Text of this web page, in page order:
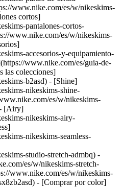
www.nike.com/es/w/nikeskims-
cortos]
pantalones-cortos-
www.nike.com/es/w/nikeskims-
accesorios-y-equipamiento-
www.nike.com/es/guia-de-
las colecciones]
b2asd) - [Shine]
nikeskims-shine-
es/w/nikeskims-
- [Airy]
nikeskims-airy-
nikeskims-seamless-
studio-stretch-admbq) -
es/w/nikeskims-stretch-
www.nike.com/es/w/nikeskims-
- [Comprar por color](https://www.nike.com/es/w/nikeskims-b2asd) - [Obsidian](https://www.nike.com/es/w/nikeskims-negro-90poyzb2asd) - [Dark sepia](https://www.nike.com/es/w/nikeskims-dark-sepia-81pvm) - [Phoenix](https://www.nike.com/es/w/nikeskims-phoenix-1jhtj) - [Cobalt](https://www.nike.com/es/w/nikeskims-azul-8hfx3zb2asd) - [Ivory](https://www.nike.com/es/w/nikeskims-blanco-4g797zb2asd) Cancel Cancelar Términos de búsqueda populares [](https://www.nike.com/es/favorites "Favoritos")[](https://www.nike.com/es/cart "Productos de la cesta: 0") # Los mejores abrigos acolchados Nike para hombre ##### Guía de compra Estas chaquetas acolchadas con aislamiento para hombre te ofrecerán calidez todo el invierno. Última actualización: 2 de febrero de 2023 4 min de lectura ![Los mejores abrigos acolchados Nike para hombre](https://static.nike.com/a/images/f_auto/dpr_1.0,cs_srgb/h_1616,c_limit/cbb3f2c0-e2ba-4cad-b8c3-4aa3d48357ab/los-mejores-abrigos-acolchados-nike-para-hombre.jpg) Los abrigos acolchados son tan imprescindibles en invierno como los pantalones cortos en verano. Los abrigos acolchados son la mejor opción para cuando hace frío, ya que están diseñados para mantener la calidez tanto por senderos como en el aparcamiento del súper o de camino al gimnasio desde el trabajo. La cuestión es: ¿qué abrigo acolchado es el mejor para ti? Echa un vistazo a esta selección de los mejores modelos de abrigos acolchados Nike para hombre, clasificados según las actividades o las aventuras para las que sean más apropiados. Contenido relacionado: [Las mejores zapatillas Nike para el invierno](https://www.nike.com/es/a/las-mejores-zapatillas-de-invierno) ## Los mejores abrigos acolchados Nike para hombre ## 1. Para los deportes de invierno, elige los abrigos acolchados Nike Storm-FIT Como sabe cualquier amante de los deportes de invierno, cuando nieva no hay nada como subirte a unos esquís, una tabla de snowboard o unas raquetas de nieve. Para disfrutar en la nieve, lo mejor es ponerse ropa de abrigo con aislamiento y preparada para el invierno. Con este abrigo acolchado fabricado con tecnología Nike Storm-FIT tendrás protegida la mitad superior del cuerpo. Contenido relacionado: [Los mejores regalos Nike para esquiadores y snowboarders](https://www.nike.com/es/a/ideas-de-regalos-para-esquiadores) El material Nike Storm-FIT es una mezcla de laminado de poliéster de microfibra que actúa como escudo contra el agua y el viento. Ponte una chaqueta Nike Storm-FIT para protegerte de la lluvia, el frío, la nieve, la aguanieve o el hielo. Por ejemplo, la chaqueta Nike Sportswear Storm-FIT Windrunner PRIMALOFT® para hombre se ha fabricado con tecnología Storm-FIT y, además, también está forrada con aislamiento PRIMALOFT® Thermoplume, una alternativa al plumón que retiene el calor. [Comprar abrigos acolchados Nike Storm-FIT](https://www.nike.com/es/w/hombre-storm-fit-chaquetas-acolchadas-4m0oyz8yq3kznik1) ## 2. Para el día a día, decántate por los abrigos acolchados Nike Therma-FIT ¿Buscas un abrigo acolchado para ir a hacer recados o a tomar café? Echa un vistazo a la selección de abrigos acolchados de Nike hechos con tecnología Nike Therma-FIT. Nike Therma-FIT es un tejido Fleece de microfibra con cepillado doble que retiene el calor. El material Nike Therma-FIT es ligero en cuanto a peso y volumen, así que tendrás libertad total de movimiento. Para saber qué chaqueta acolchada Nike Therma-FIT es mejor para ti, ten en cuenta tu estilo personal. Esta chaqueta de entrenador con aislamiento Nike Sportswear Therma-FIT Authentics para hombre cuenta con cierres a presión y un cuello marcado, por lo que es ideal para conjuntos informales de estilo urbano. Por otro lado, la chaqueta de camuflaje con capucha y aislamiento Nike Sportswear Therma-FIT Windrunner para hombre puede ajustarse más a lo que buscas si quieres una chaqueta acolchada clásica. [Comprar abrigos acolchados Nike Therma-FIT](https://www.nike.com/es/w/hombre-therma-fit-chaquetas-acolchadas-3n9k9z4m0oyznik1) ## 3. Para las aventuras al aire libre, opta por los abrigos acolchados Nike Therma-FIT ADV Si eres amante del trail, el senderismo, la acampada o cualquier otro tipo de aventura al aire libre, las chaquetas acolchadas hechas con tecnología Nike Therma-FIT ADV pueden ser una opción estupenda para ti. El tejido Therma-FIT ADV va un paso más allá de la tecnología Therma-FIT para conseguir equipación igual de repelente al agua y con la misma calidez, pero más avanzada. [Nike FIT ADV](https://about.nike.com/en/newsroom/releases/nike-fit-adv) utiliza información detallada de atletas, estudios de ciencia deportiva, ingeniería basada en mapas corporales y características de diseño innovadoras con el fin de crear prendas específicas para distintos deportes, ejercicios y estilos de vida. Por ejemplo, si eres runner, puede que la opción más cómoda para ti sea una de ajuste muy entallado, como la chaqueta de running con relleno de plumón Nike Therma-FIT ADV Repel para hombre, que queda pegada al cuerpo y proporciona libertad de movimiento en los brazos. Si practicas senderismo y la movilidad de los brazos es un factor menos importante para ti, la chaqueta acolchada Nike Therma-FIT ADV ACG "Lunar Lake" sería la opción perfecta gracias a su aislamiento que retiene el calor a la vez que expulsa la humedad. Contenido relacionado: [La mejor equipación de senderismo Nike para el invierno](https://www.nike.com/es/a/equipacion-de-senderismo-para-el-invierno) [Comprar abrigos acolchados Nike Therma-FIT ADV](https://www.nike.com/es/w/hombre-therma-fit-adv-chaquetas-acolchadas-1gdb6z4m0oyznik1) Texto: Gabrielle Kassel Publicación original: 2 de febrero de 2023 Recursos [Tarjetas de regalo](https://www.nike.com/es/tarjetas-de-regalo) [Tarjetas de regalo corporativas](https://nikegiftcardsforbusiness.com/) [Buscar una tienda](https://www.nike.com/es/retail/) [Nike Journal](https://www.nike.com/es/historias) [Hazte Member](https://www.nike.com/es/inscripcion) [Comentarios](https://www.nike.com#site-feedback) [Códigos promocionales](https://www.nike.com/es/codigo-promocional) [Consejos sobre productos](https://www.nike.com/es/consejos-sobre-productos) [Running Shoe Finder](https://www.nike.com/es/running/buscador-de-zapatillas) Ayuda [Obtener ayuda](https://www.nike.com/es/help) [Estado del pedido](https://www.nike.com/es/orders/details) [Envíos y entregas](https://www.nike.com/es/help/a/envio-entrega-ue) [Devoluciones](https://www.nike.com/es/help/a/politica-de-devoluciones-ue) [Opciones de pago](https://www.nike.com/es/help/a/opciones-pago-ue) [Contacto](https://www.nike.com/es/help/#contact) [Evaluaciones](https://www.nike.com/es/help/a/resenas) [Ayuda con los códigos promocionales de Nike](https://www.nike.com/es/help/a/aplicar-promo-eu) Empresa [Acerca de Nike](https://about.nike.com/) [Novedades](https://news.nike.com/) [Empleo](https://jobs.nike.com/) [Inversores](https://investors.nike.com/) [Sostenibilidad](https://www.nike.com/es/sostenibilidad) [Accesibilidad](https://www.nike.com/accessibility) [Declaración de accesibilidad](https://www.nike.com/es/accessibility/statement) [Propósito](https://www.nike.com/es/proposito) [Nike Coaching](https://www.nike.com/es/coaching) [Informar de un problema](https://secure.ethicspoint.com/domain/media/eseu/gui/56821/index.html) Descuentos de la comunidad [Estudiante](https://services.sheerid.com/verify/68d15e386bcf0b059b3b1708/?locale=es) [Docente](https://urldefense.com/v3/__https://services.sheerid.com/verify/68dcfa47c3f2fd1cd3069a9c/?locale=es__%3B%21%21KLCbKzk%21nTvDkRbY-BbSpoWsFhAQdmMrehEzU3loDux4_exRVjO9--Ik_EbQNJ3bX2gkEwR7F9cVVROFKqLxE4B8uW6bnx5iSHxy4Q%24) [Servicios de emergencias](https://urldefense.com/v3/__https://services.sheerid.com/verify/68d55da9273c5b3a03a5aa8e/?locale=es__%3B%21%21KLCbKzk%21nTvDkRbY-BbSpoWsFhAQdmMrehEzU3loDux4_exRVjO9--Ik_EbQNJ3bX2gkEwR7F9cVVROFKqLxE4B8uW6bnx4EYC7U2g%24) [Atención sanitaria](https://urldefense.com/v3/__https://services.sheerid.com/verify/68d55e0d273c5b3a03a5b0ac/?locale=es__%3B%21%21KLCbKzk%21nTvDkRbY-BbSpoWsFhAQdmMrehEzU3loDux4_exRVjO9--Ik_EbQNJ3bX2gkEwR7F9cVVROFKqLxE4B8uW6bnx4fBeO5Zw%24) [Recursos](https://www.nike.com/es/help) [Tarjetas de regalo](https://www.nike.com/es/tarjetas-de-regalo) [Tarjetas de regalo corporativas](https://nikegiftcardsforbusiness.com/) [Buscar una tienda](https://www.nike.com/es/retail/) [Nike Journal](https://www.nike.com/es/historias) [Hazte Member](https://www.nike.com/es/inscripcion) [Comentarios](https://www.nike.com#site-feedback) [Códigos promocionales](https://www.nike.com/es/codigo-promocional) [Consejos sobre productos](https://www.nike.com/es/consejos-sobre-productos) [Running Shoe Finder](https://www.nike.com/es/running/buscador-de-zapatillas) [Ayuda](https://www.nike.com/es/help) [Obtener ayuda](https://www.nike.com/es/help) [Estado del pedido](https://www.nike.com/es/orders/details) [Envíos y entregas](https://www.nike.com/es/help/a/envio-entrega-ue) [Devoluciones](https://www.nike.com/es/help/a/politica-de-devoluciones-ue) [Opciones de pago](https://www.nike.com/es/help/a/opciones-pago-ue) [Contacto](https://www.nike.com/es/help/#contact) [Evaluaciones](https://www.nike.com/es/help/a/resenas) [Ayuda con los códigos promocionales de Nike](https://www.nike.com/es/help/a/aplicar-promo-eu) [Empresa](https://about.nike.com/es-ES) [Acerca de Nike](https://about.nike.com/) [Novedades](https://news.nike.com/) [Empleo](https://jobs.nike.com/) [Inversores](https://investors.nike.com/) [Sostenibilidad](https://www.nike.com/es/sostenibilidad) [Accesibilidad](https://www.nike.com/accessibility) [Declaración de accesibilidad](https://www.nike.com/es/accessibility/statement) [Propósito](https://www.nike.com/es/proposito) [Nike Coaching](https://www.nike.com/es/coaching) [Informar de un problema](https://secure.ethicspoint.com/domain/media/eseu/gui/56821/in